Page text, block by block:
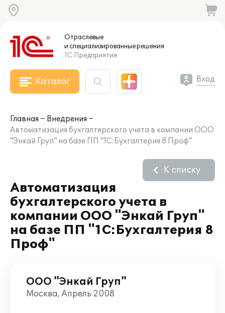
Отраслевые
и специализированныерешения
1С:Предприятие
Каталог Вход
Главная
Внедрения
Автоматизация бухгалтерского учета в компании ООО
"Энкай Груп" на базе ПП "1С:Бухгалтерия 8 Проф"
Автоматизация
бухгалтерского учета в
компании ООО "Энкай Груп"
на базе ПП "1С:Бухгалтерия 8
Проф"
К списку
ООО "Энкай Груп"
Москва, Апрель 2008